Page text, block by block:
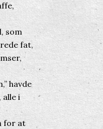
som
fat,
havde
alle i
for at